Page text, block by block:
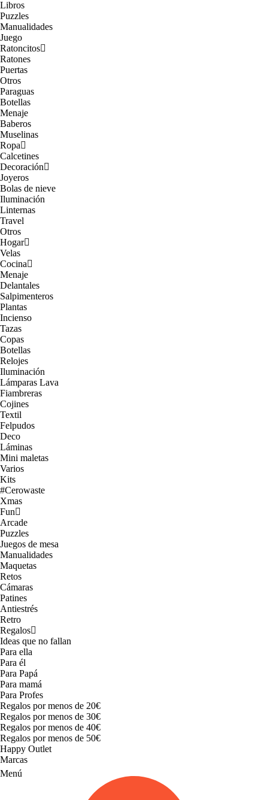
Libros
Puzzles
Manualidades
Juego
Ratoncitos
Ratones
Puertas
Otros
Paraguas
Botellas
Menaje
Baberos
Muselinas
Ropa
Calcetines
Decoración
Joyeros
Bolas de nieve
Iluminación
Linternas
Travel
Otros
Hogar
Velas
Cocina
Menaje
Delantales
Salpimenteros
Plantas
Incienso
Tazas
Copas
Botellas
Relojes
Iluminación
Lámparas Lava
Fiambreras
Cojines
Textil
Felpudos
Deco
Láminas
Mini maletas
Varios
Kits
#Cerowaste
Xmas
Fun
Arcade
Puzzles
Juegos de mesa
Manualidades
Maquetas
Retos
Cámaras
Patines
Antiestrés
Retro
Regalos
Ideas que no fallan
Para ella
Para él
Para Papá
Para mamá
Para Profes
Regalos por menos de 20€
Regalos por menos de 30€
Regalos por menos de 40€
Regalos por menos de 50€
Happy Outlet
Marcas